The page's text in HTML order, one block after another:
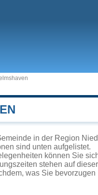
in der Region
sind unten aufgelistet.
können Sie
stehen auf
was Sie